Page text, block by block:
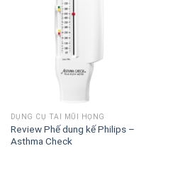
DỤNG CỤ TAI MŨI HỌNG
Review Phế dung kế Philips –
Asthma Check